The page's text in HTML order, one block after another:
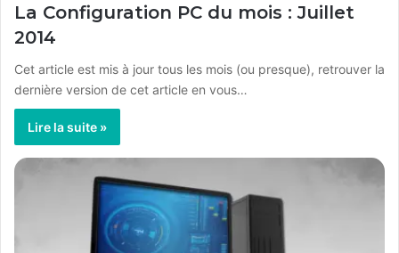
La Configuration PC du mois : Juillet
2014
Cet article est mis à jour tous les mois (ou presque), retrouver la
dernière version de cet article en vous…
Lire la suite »